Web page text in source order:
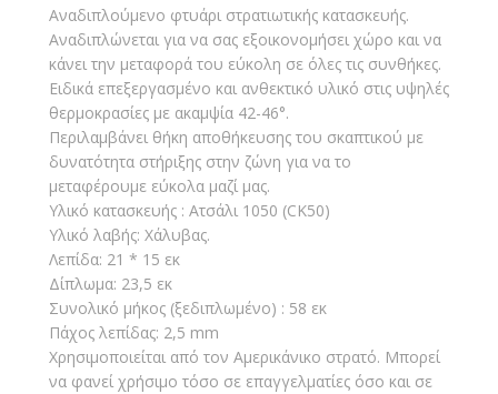
Αναδιπλούμενο φτυάρι στρατιωτικής κατασκευής.
Αναδιπλώνεται για να σας εξοικονομήσει χώρο και να
κάνει την μεταφορά του εύκολη σε όλες τις συνθήκες.
Ειδικά επεξεργασμένο και ανθεκτικό υλικό στις υψηλές
θερμοκρασίες με ακαμψία 42-46°.
Περιλαμβάνει θήκη αποθήκευσης του σκαπτικού με
δυνατότητα στήριξης στην ζώνη για να το
μεταφέρουμε εύκολα μαζί μας.
Υλικό κατασκευής : Ατσάλι 1050 (CK50)
Υλικό λαβής: Χάλυβας.
Λεπίδα: 21 * 15 εκ
Δίπλωμα: 23,5 εκ
Συνολικό μήκος (ξεδιπλωμένο) : 58 εκ
Πάχος λεπίδας: 2,5 mm
Χρησιμοποιείται από τον Αμερικάνικο στρατό. Μπορεί
να φανεί χρήσιμο τόσο σε επαγγελματίες όσο και σε